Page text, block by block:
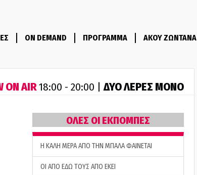
ON DEMAND ΠΡΟΓΡΑΜΜΑ ΑΚΟΥ ΖΩΝΤΑΝΑ
ON AIR18:00 - 20:00 |ΔΥΟ ΛΕΡΕΣ ΜΟΝΟ
ΟΛΕΣ ΟΙ ΕΚΠΟΜΠΕΣ
H ΚΑΛΗ ΜΕΡΑ ΑΠΟ ΤΗΝ ΜΠΑΛΑ ΦΑΙΝΕΤΑΙ
ΟΙ ΑΠΟ ΕΔΩ ΤΟΥΣ ΑΠΟ ΕΚΕΙ